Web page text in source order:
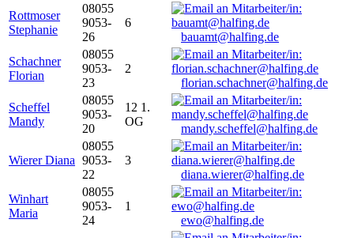
Rottmoser
Stephanie
08055
9053-
26
6
bauamt@halfing.de
Schachner
Florian
08055
9053-
23
2
florian.schachner@halfing.de
Scheffel
Mandy
08055
9053-
20
12 1.
OG
mandy.scheffel@halfing.de
Wierer Diana
08055
9053-
22
3
diana.wierer@halfing.de
Winhart
Maria
08055
9053-
24
1
ewo@halfing.de